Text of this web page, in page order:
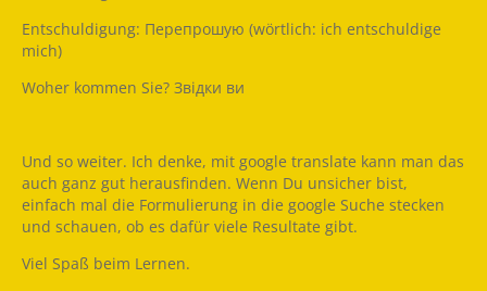
Entschuldigung: Перепрошую (wörtlich: ich entschuldige
mich)
Woher kommen Sie? Звідки ви
Und so weiter. Ich denke, mit google translate kann man das
auch ganz gut herausfinden. Wenn Du unsicher bist,
einfach mal die Formulierung in die google Suche stecken
und schauen, ob es dafür viele Resultate gibt.
Viel Spaß beim Lernen.